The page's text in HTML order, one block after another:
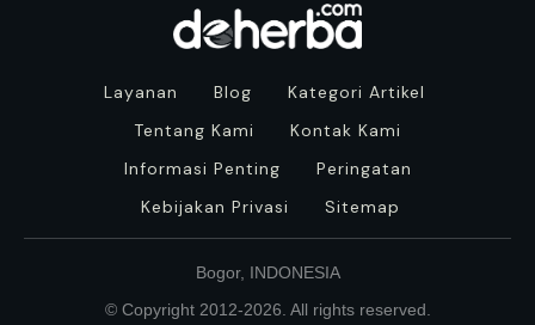
Layanan Blog
Kategori Artikel
Tentang Kami
Kontak Kami
Informasi Penting
Peringatan
Kebijakan Privasi
Sitemap
Bogor, INDONESIA
© Copyright 2012-2026 . All rights reserved.